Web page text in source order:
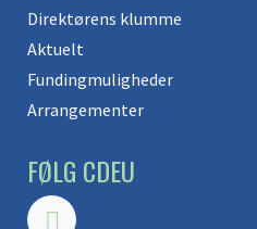
Direktørens klumme
Aktuelt
Fundingmuligheder
Arrangementer
FØLG CDEU